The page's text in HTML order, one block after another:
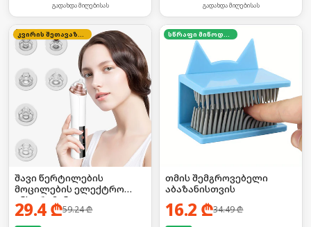
გადახდა მიღებისას გადახდა მიღებისას
კვირის შეთავაზება
შავი წერტილების
მოცილების ელექტრო
ინსტრუმენტი
29.4₾59.24₾
სწრაფი მიწოდება
თმის შემგროვებელი
აბაზანისთვის
16.2 ₾34.49₾